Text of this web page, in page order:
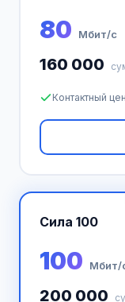
80 Мбит/с
160 000
Контактный
Сила 100
100 Мбит/
200 000